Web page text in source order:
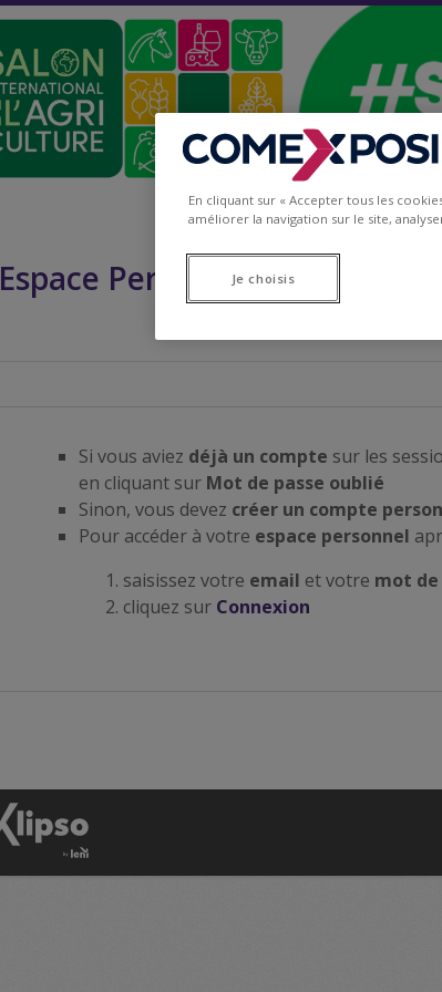
Espace Personnel
Si vous aviez déjà un compte sur les
en cliquant sur Mot de passe oublié
Sinon, vous devez créer un compte
Pour accéder à votre espace personnel
saisissez votre email et votre mot de
cliquez sur Connexion
En cliquant sur « Accepter tous les
améliorer la navigation sur le site,
Je choisis